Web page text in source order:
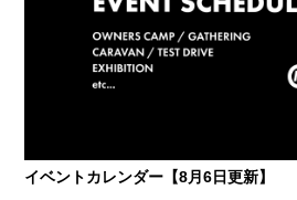
イベントカレンダー【8月6日更新】